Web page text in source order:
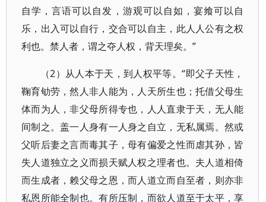
自学，言语可以自发，游观可以自如，宴飨可以自
乐，出入可以自行，交合可以自主，此人人公有之权
利也。禁人者，谓之夺人权，背天理矣。”
（2）从人本于天，到人权平等。“即父子天性，
鞠育劬劳，然人非人能为，人天所生也；托借父母生
体而为人，非父母所得专也，人人直隶于天，无人能
间制之。盖一人身有一人身之自立，无私属焉。然或
父听后妻之言而毒其子，母有偏爱之性而虐其孙，皆
失人道独立之义而损天赋人权之理者也。夫人道相倚
而生成者，赖父母之恩，而人道立而自至者，则亦非
私恩所能全制也。有所压制，而欲人道至于太平，享